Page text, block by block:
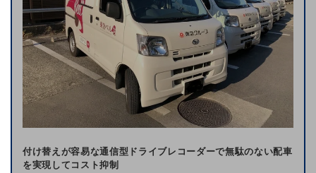
モバイルサービス
端末の一元管理
セキュリティ
運用保守・故障紛失サポート
回線・ネットワーク
付け替えが容易な通信型ドライブレコーダーで無駄のない配車
を実現してコスト抑制